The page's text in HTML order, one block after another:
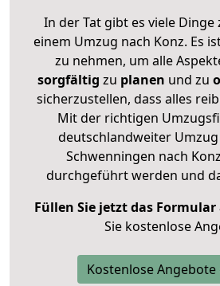
In der Tat gibt es viele Dinge
einem Umzug nach Konz. Es
zu nehmen, um alle
sorgfältig zu planen und zu
sicherzustellen, dass alles
Mit der richtigen
deutschlandweiter
Schwenningen nach
durchgeführt werden und
Füllen Sie jetzt das Formular
Sie kostenlose
Kostenlose